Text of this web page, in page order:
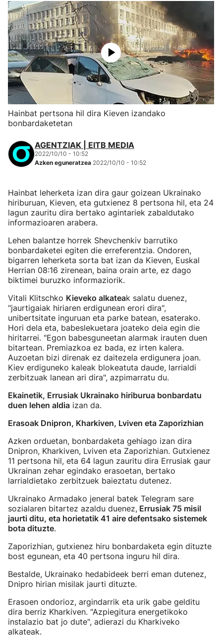
Hainbat pertsona hil dira Kieven izandako
bonbardaketetan
AGENTZIAK | EITB MEDIA
2022/10/10 - 10:52
Azken eguneratzea 2022/10/10 - 10:52
Hainbat leherketa izan dira gaur goizean Ukrainako
hiriburuan, Kieven, eta gutxienez 8 pertsona hil, eta 24
lagun zauritu dira bertako agintariek zabaldutako
informazioaren arabera.
Lehen balantze horrek Shevchenkiv barrutiko
bonbardaketei egiten die erreferentzia. Ondoren,
bigarren leherketa sorta bat izan da Kieven, Euskal
Herrian 08:16 zirenean, baina orain arte, ez dago
biktimei buruzko informaziorik.
Vitali Klitschko Kieveko alkateak salatu duenez,
"jaurtigaiak hiriaren erdigunean erori dira",
unibertsitate inguruan eta parke batean, esaterako.
Hori dela eta, babeslekuetara joateko deia egin die
hiritarrei. "Egon babesguneetan alarmak irauten duen
bitartean. Premiazkoa ez bada, ez irten kalera.
Auzoetan bizi direnak ez daitezela erdigunera joan.
Kiev erdiguneko kaleak blokeatuta daude, larrialdi
zerbitzuak lanean ari dira", azpimarratu du.
Ekainetik, Errusiak Ukrainako hiriburua bonbardatu
duen lehen aldia izan da.
Erasoak Dnipron, Kharkiven, Lviven eta Zaporizhian
Azken orduetan, bonbardaketa gehiago izan dira
Dnipron, Kharkiven, Lviven eta Zaporizhian. Gutxienez
11 pertsona hil, eta 64 lagun zauritu dira Errusiak gaur
Ukrainan zehar egindako erasoetan, bertako
larrialdietako zerbitzuek baieztatu dutenez.
Ukrainako Armadako jeneral batek Telegram sare
sozialaren bitartez azaldu duenez, Errusiak 75 misil
jaurti ditu, eta horietatik 41 aire defentsako sistemek
bota dituzte.
Zaporizhian, gutxienez hiru bonbardaketa egin dituzte
bost egunean, eta 40 pertsona inguru hil dira.
Bestalde, Ukrainako hedabideek berri eman dutenez,
Dnipro hirian misilak jaurti dituzte.
Erasoen ondorioz, argindarrik eta urik gabe gelditu
dira berriz Kharkiven. "Azpiegitura energetikoko
instalazio bat jo dute", adierazi du Kharkiveko
alkateak.